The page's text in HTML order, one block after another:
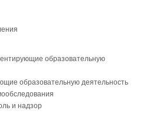
образовательную
образовательную деятельность
и надзор